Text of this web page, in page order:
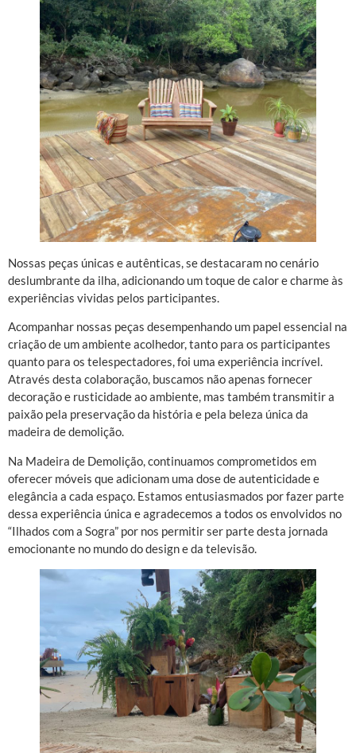
Nossas peças únicas e autênticas, se destacaram no cenário
deslumbrante da ilha, adicionando um toque de calor e charme às
experiências vividas pelos participantes.
Acompanhar nossas peças desempenhando um papel essencial na
criação de um ambiente acolhedor, tanto para os participantes
quanto para os telespectadores, foi uma experiência incrível.
Através desta colaboração, buscamos não apenas fornecer
decoração e rusticidade ao ambiente, mas também transmitir a
paixão pela preservação da história e pela beleza única da
madeira de demolição.
Na Madeira de Demolição, continuamos comprometidos em
oferecer móveis que adicionam uma dose de autenticidade e
elegância a cada espaço. Estamos entusiasmados por fazer parte
dessa experiência única e agradecemos a todos os envolvidos no
“Ilhados com a Sogra” por nos permitir ser parte desta jornada
emocionante no mundo do design e da televisão.